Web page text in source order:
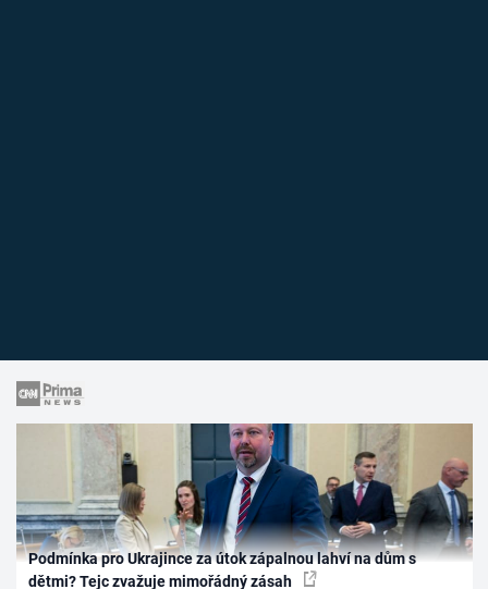
Podmínka pro Ukrajince za útok zápalnou lahví na dům s
dětmi? Tejc zvažuje mimořádný zásah